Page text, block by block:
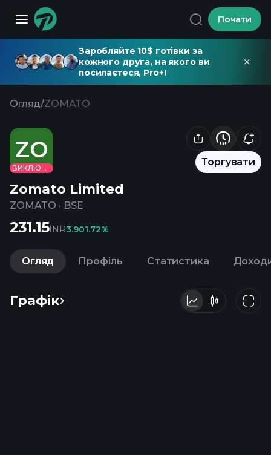
Почати
Заробляйте 10$ готівки за
кожного друга, на якого ви
посилаєтеся, Pro+!
Огляд/ZOMATO
ZO
ВИКЛЮЧЕНО
Торгувати
Zomato Limited
ZOMATO · BSE
231.15INR3.901.72%
Огляд Профіль Статистика
Графік